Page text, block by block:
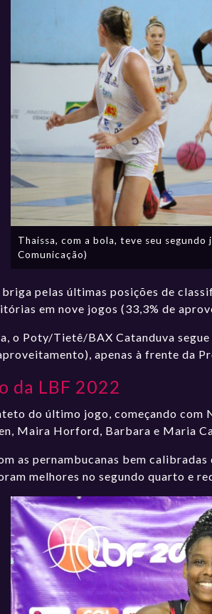
Thaissa, com a bola, teve seu
Comunicação)
pelas últimas posições de
em nove jogos (33,3% de
o Poty/Tietê/BAX Catanduva segue
apenas à frente da
da LBF 2022
do último jogo, começando com
Maira Horford, Barbara e Maria
as pernambucanas bem
melhores no segundo quarto e